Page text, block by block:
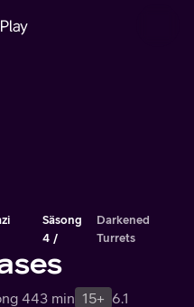
Säsong
4
Darkened
Turrets
443 min 15+ 6.1